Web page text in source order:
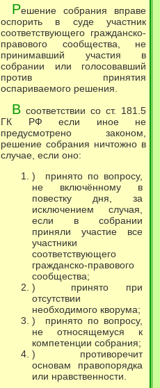
Решение собрания вправе
оспорить в суде участник
соответствующего гражданско-
правового сообщества, не
принимавший участия в
собрании или голосовавший
против принятия
оспариваемого решения.
В соответствии со ст. 181.5
ГК РФ если иное не
предусмотрено законом,
решение собрания ничтожно в
случае, если оно:
) принято по вопросу,
не включённому в
повестку дня, за
исключением случая,
если в собрании
приняли участие все
участники
соответствующего
гражданско-правового
сообщества;
) принято при
отсутствии
необходимого кворума;
) принято по вопросу,
не относящемуся к
компетенции собрания;
) противоречит
основам правопорядка
или нравственности.